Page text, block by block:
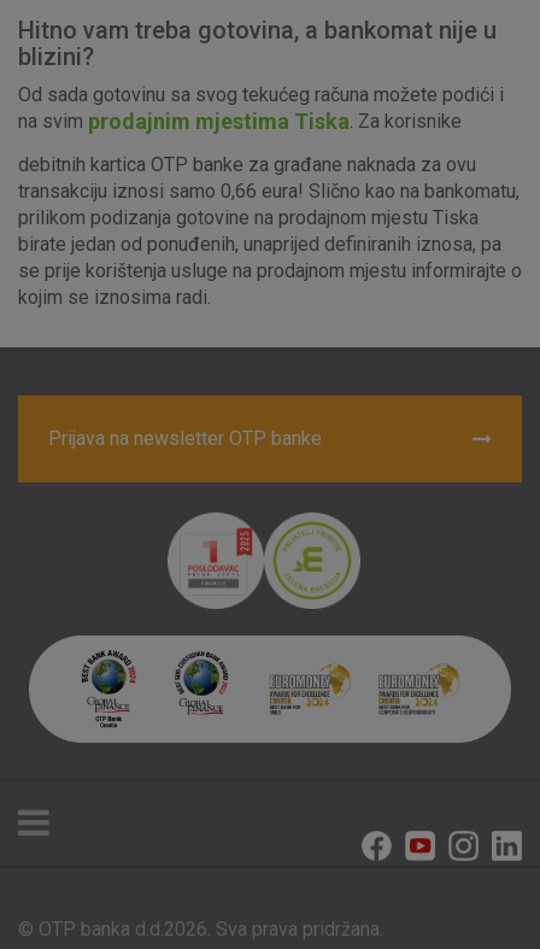
Hitno vam treba gotovina, a bankomat nije u
blizini?
Od sada gotovinu sa svog tekućeg računa možete podići i
na svim prodajnim mjestima Tiska . Za korisnike
debitnih kartica OTP banke za građane naknada za ovu
transakciju iznosi samo 0,66 eura! Slično kao na bankomatu,
prilikom podizanja gotovine na prodajnom mjestu Tiska
birate jedan od ponuđenih, unaprijed definiranih iznosa, pa
se prije korištenja usluge na prodajnom mjestu informirajte o
kojim se iznosima radi.
Prijava na newsletter OTP banke
Poslovnice i bankomati
© OTP banka d.d.2026. Sva prava pridržana.
Ovi kolačići nužni su za funkcioniranje internetske stranice i
postavljaju kao odgovor na vaše radnje koje uključuju zahtjev
za uslugama, kao što su postavke kolačića. Svoj preglednik
o njima, ali u tom slučaju neki dijelovi stranice neće raditi. Ti
kolačići ne pohranjuju nikakve informacije koje bi vas mogle
identificirati.
Detaljnije informacije o kolačićima